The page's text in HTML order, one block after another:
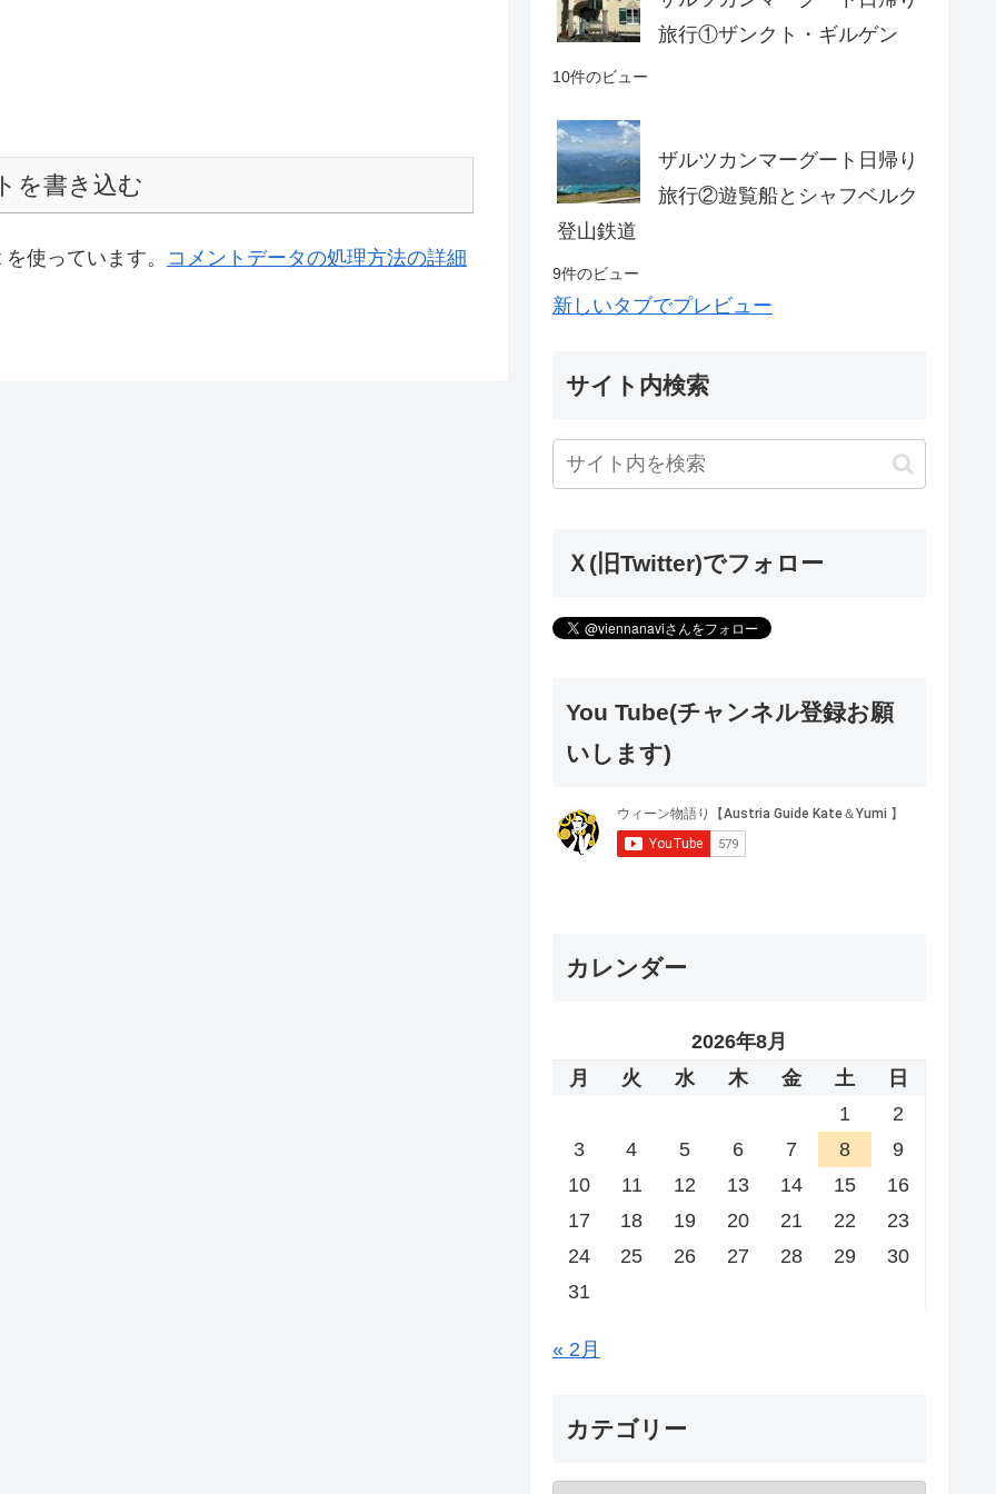
を書き込む
使っています。 コメントデータの処理方法の詳細
旅行①ザンクト・ギルゲン
10件のビュー
ザルツカンマーグート日帰り
旅行②遊覧船とシャフベルク
登山鉄道
9件のビュー
新しいタブでプレビュー
サイト内検索
Ｘ(旧Twitter)でフォロー
You Tube(チャンネル登録お願
いします)
カレンダー
2026年8月
月
火 水 木 金 土
日
1
2
3
4 5 6 7 8
9
10
11 12 13 14 15
16
17
18 19 20 21 22
23
24
25 26 27 28 29
30
31
« 2月
カテゴリー